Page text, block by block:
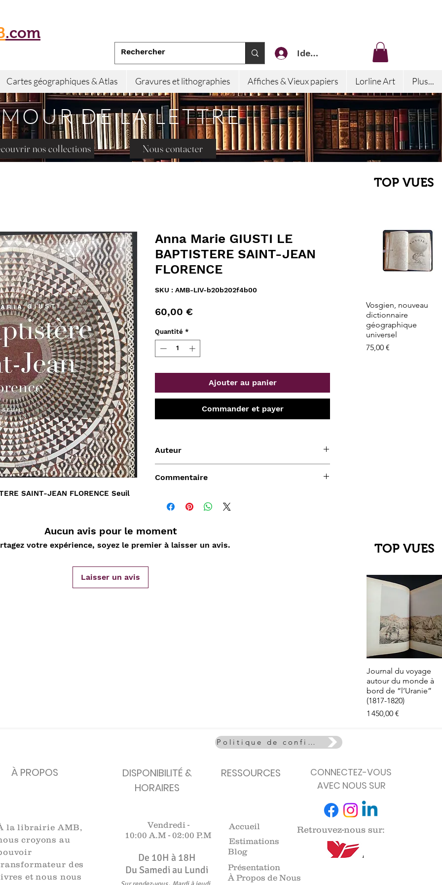
.com
Identifiez-vous
Cartes géographiques & Atlas Gravures et lithographies Affiches & Vieux papiers Lorline Art Plus...
DE LA LETTRE
nos collections Nous contacter
SAINT-JEAN FLORENCE Seuil
Anna Marie GIUSTI LE
BAPTISTERE SAINT-JEAN
FLORENCE
SKU : AMB-LIV-b20b202f4b00
60,00 €Prix
Quantité *
Ajouter au panier
Commander et payer
Auteur
Commentaire
Aucun avis pour le moment
votre expérience, soyez le premier à laisser un avis.
Laisser un avis
TOP VUES
Aperçu rapide
Vosgien, nouveau
dictionnaire
géographique
universel
Prix
75,00 €
TOP VUES
Aperçu rapide
Journal du voyage
autour du monde à
bord de “l’Uranie”
(1817-1820)
Prix
1 450,00 €
Politique de confidentialité
À PROPOS
DISPONIBILITÉ &
HORAIRES
RESSOURCES
CONNECTEZ-VOUS
AVEC NOUS SUR
la librairie AMB,
croyons au
des
et nous nous
Vendredi -
10:00 A.M - 02:00 P.M
De 10H à 18H​​​
Du Samedi au Lundi
,
Accueil
Estimations
Blog
Retrouvez-nous sur:
Présentation
À Propos de Nous